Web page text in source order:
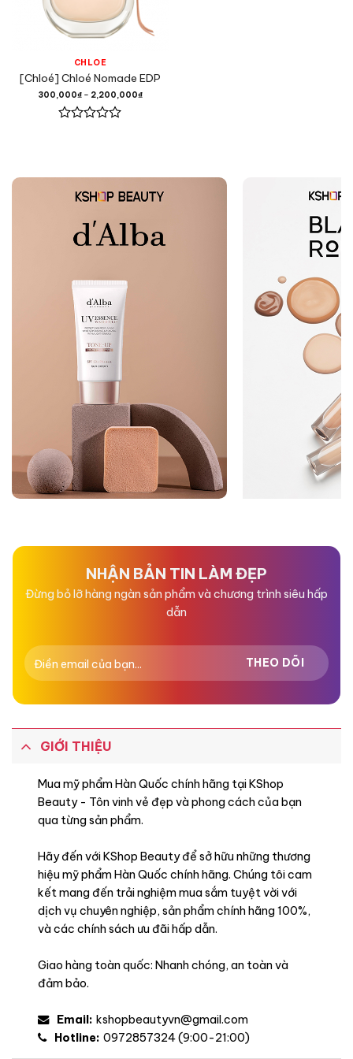
CHLOÉ
[Chloé] Chloé Nomade EDP
300,000₫– 2,200,000₫
5
sao
NHẬN BẢN TIN LÀM ĐẸP
Đừng bỏ lỡ hàng ngàn sản phẩm và chương trình siêu hấp
dẫn
GIỚI THIỆU
Mua mỹ phẩm Hàn Quốc chính hãng tại KShop
Beauty - Tôn vinh vẻ đẹp và phong cách của bạn
qua từng sản phẩm.
Hãy đến với KShop Beauty để sở hữu những thương
hiệu mỹ phẩm Hàn Quốc chính hãng. Chúng tôi cam
kết mang đến trải nghiệm mua sắm tuyệt vời với
dịch vụ chuyên nghiệp, sản phẩm chính hãng 100%,
và các chính sách ưu đãi hấp dẫn.
Giao hàng toàn quốc: Nhanh chóng, an toàn và
đảm bảo.
Email: kshopbeautyvn@gmail.com
Hotline: 0972857324 (9:00-21:00)